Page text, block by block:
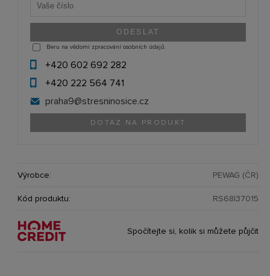
Beru na vědomí zpracování osobních údajů.
+420 602 692 282
+420 222 564 741
praha9@stresninosice.cz
DOTAZ NA PRODUKT
Výrobce: PEWAG (ČR)
Kód produktu: RS68|37015
Spočítejte si, kolik si můžete půjčit